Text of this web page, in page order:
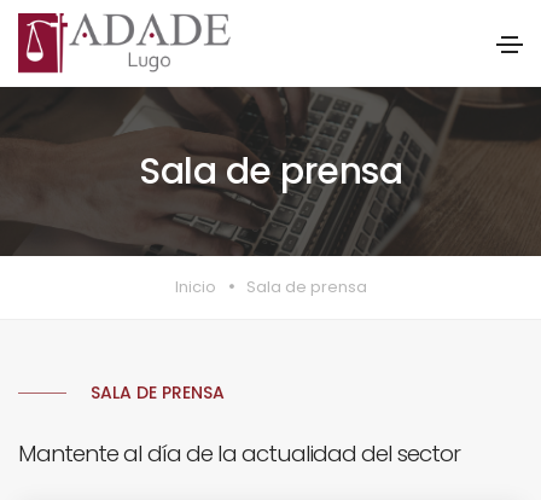
Sala de prensa
Inicio Sala de prensa
SALA DE PRENSA
Mantente al día de la actualidad del sector